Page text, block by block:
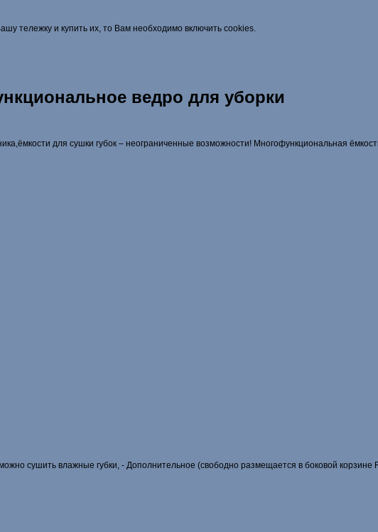
тележку и купить их, то Вам необходимо включить cookies.
ведро для уборки
для сушки губок – неограниченные возможности! Многофункциональная
сушить влажные губки, - Дополнительное (свободно размещается в боковой корзине